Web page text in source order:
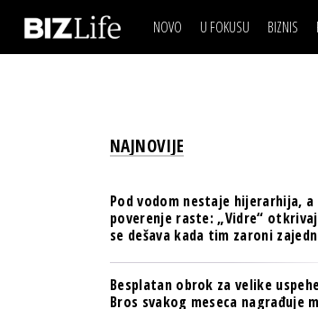
NOVO U FOKUSU BIZNIS
IZJAVA DANA
PULS
NAJNOVIJE
Pod vodom nestaje hijerarhija, a
poverenje raste: „Vidre“
se dešava kada tim zaroni
Besplatan obrok za velike
Bros svakog meseca nagrađuje